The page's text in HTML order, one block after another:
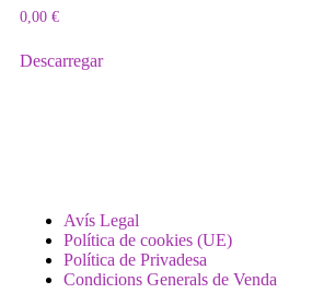
0,00 €
Descarregar
Avís Legal
Política de cookies (UE)
Política de Privadesa
Condicions Generals de Venda